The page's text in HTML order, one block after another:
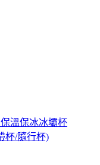
溫保冰冰壩杯
杯/隨行杯)